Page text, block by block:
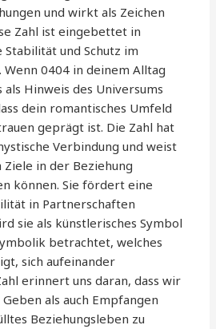
und wirkt als Zeichen
Zahl ist eingebettet in
und Schutz im
0404 in deinem Alltag
Hinweis des Universums
dein romantisches Umfeld
geprägt ist. Die Zahl hat
Verbindung und weist
Ziele in der Beziehung
können. Sie fördert eine
in Partnerschaften
sie als künstlerisches Symbol
betrachtet, welches
sich aufeinander
erinnert uns daran, dass wir
als auch Empfangen
Beziehungsleben zu